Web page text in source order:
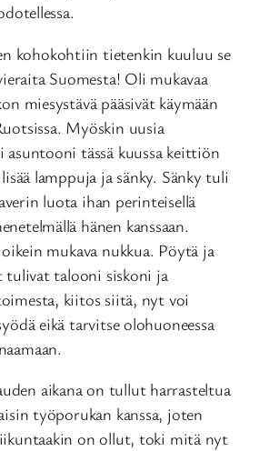
kohokohtiin tietenkin kuuluu se
Suomesta! Oli mukavaa
miesystävä pääsivät käymään
Myöskin uusia
asuntooni tässä kuussa keittiön
lamppuja ja sänky. Sänky tuli
luota ihan perinteisellä
hänen kanssaan.
mukava nukkua. Pöytä ja
talooni siskoni ja
kiitos siitä, nyt voi
eikä tarvitse olohuoneessa
aikana on tullut harrasteltua
työporukan kanssa, joten
on ollut, toki mitä nyt